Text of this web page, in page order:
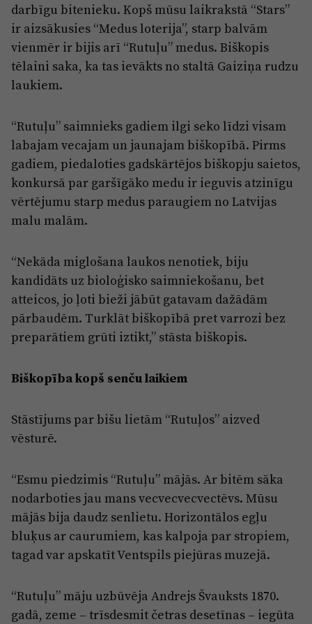
Sigulda
Jūrmala
Reklāma
Par laikrakstu
Lietošanas noteikumi
Pārredzamības paziņojumi
Sludinājumi
darbīgu bitenieku. Kopš mūsu laikrakstā “Stars”
ir aizsākusies “Medus loterija”, starp balvām
vienmēr ir bijis arī “Rutuļu” medus. Biškopis
tēlaini saka, ka tas ievākts no staltā Gaiziņa rudzu
laukiem.
“Rutuļu” saimnieks gadiem ilgi seko līdzi visam
labajam vecajam un jaunajam biškopībā. Pirms
gadiem, piedaloties gadskārtējos biškopju saietos,
konkursā par garšīgāko medu ir ieguvis atzinīgu
vērtējumu starp medus paraugiem no Latvijas
malu malām.
“Nekāda miglošana laukos nenotiek, biju
kandidāts uz bioloģisko saimniekošanu, bet
atteicos, jo ļoti bieži jābūt gatavam dažādām
pārbaudēm. Turklāt biškopībā pret varrozi bez
preparātiem grūti iztikt,” stāsta biškopis.
Biškopība kopš senču laikiem
Stāstījums par bišu lietām “Rutuļos” aizved
vēsturē.
“Esmu piedzimis “Rutuļu” mājās. Ar bitēm sāka
nodarboties jau mans vecvecvecvectēvs. Mūsu
mājās bija daudz senlietu. Horizontālos egļu
bluķus ar caurumiem, kas kalpoja par stropiem,
tagad var apskatīt Ventspils piejūras muzejā.
“Rutuļu” māju uzbūvēja Andrejs Švauksts 1870.
gadā, zeme – trīsdesmit četras desetīnas – iegūta